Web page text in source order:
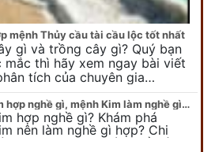
mệnh Thủy cầu tài cầu lộc tốt nhất
gì và trồng cây gì? Quý bạn
mắc thì hãy xem ngay bài viết
tích của chuyên gia…
Mệnh Kim hợp nghề gì, mệnh Kim làm nghề gì để #Phát Tài Lộc
hợp nghề gì? Khám phá
nên làm nghề gì hợp? Chi
mang kim hợp với nghề gì sẽ